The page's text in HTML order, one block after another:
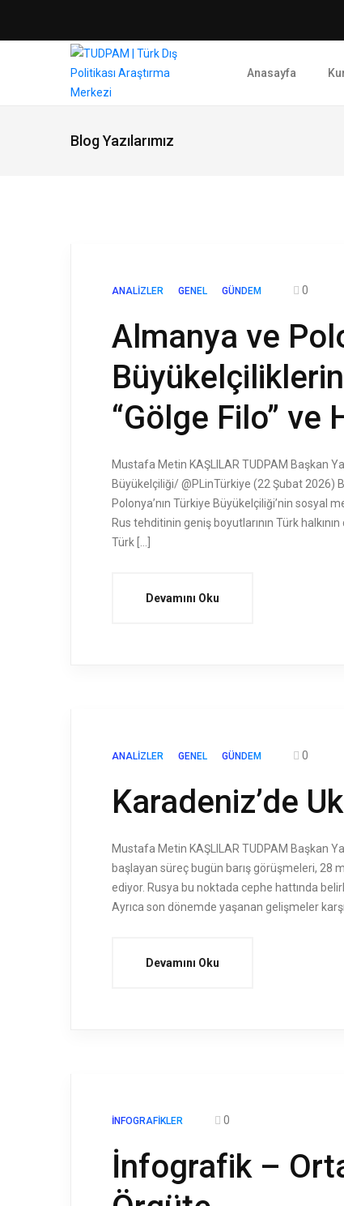
Anasayfa
Blog Yazılarımız
ANALIZLER GENEL GÜNDEM 0
Almanya ve
“Gölge Filo” ve
Mustafa Metin KAŞLILAR TUDPAM Başkan
Büyükelçiliği/ @PLinTürkiye (22 Şubat 2026)
Polonya’nın Türkiye Büyükelçiliği’nin sosyal
Rus tehditinin geniş boyutlarının Türk
Türk […]
Devamını Oku
ANALIZLER GENEL GÜNDEM 0
Karadeniz’de
Mustafa Metin KAŞLILAR TUDPAM Başkan
başlayan süreç bugün barış görüşmeleri, 28
ediyor. Rusya bu noktada cephe hattında
Ayrıca son dönemde yaşanan gelişmeler
Devamını Oku
İNFOGRAFIKLER 0
İnfografik –